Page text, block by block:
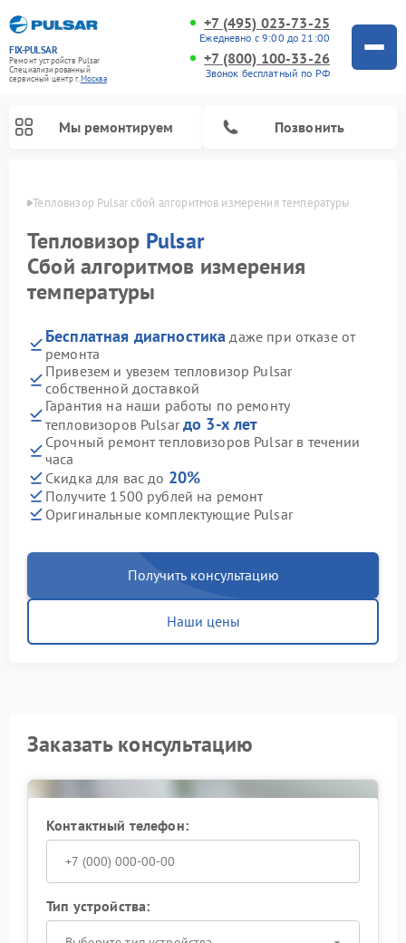
FIX-PULSAR
Ремонт устройств Pulsar
Специализированный
cервисный центр г.Москва
+7 (495) 023-73-25
Ежедневно с 9:00 до 21:00
+7 (800) 100-33-26
Звонок бесплатный по РФ
Мы ремонтируем Позвонить
Тепловизор Pulsar сбой алгоритмов измерения температуры
Тепловизор Pulsar
Сбой алгоритмов измерения
температуры
Бесплатная диагностика даже при отказе от
ремонта
Привезем и увезем тепловизор Pulsar
собственной доставкой
Гарантия на наши работы по ремонту
тепловизоров Pulsarдо 3-х лет
Срочный ремонт тепловизоров Pulsar в течении
часа
Скидка для вас до 20%
Получите 1500 рублей на ремонт
Оригинальные комплектующие Pulsar
Получить консультацию
Наши цены
Заказать консультацию
Контактный телефон:
Тип устройства: